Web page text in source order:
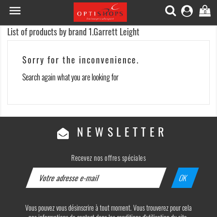
 0
List of products by brand 1.Garrett Leight
Sorry for the inconvenience.
Search again what you are looking for
NEWSLETTER
Recevez nos offres spéciales
Vous pouvez vous désinscrire à tout moment. Vous trouverez pour cela